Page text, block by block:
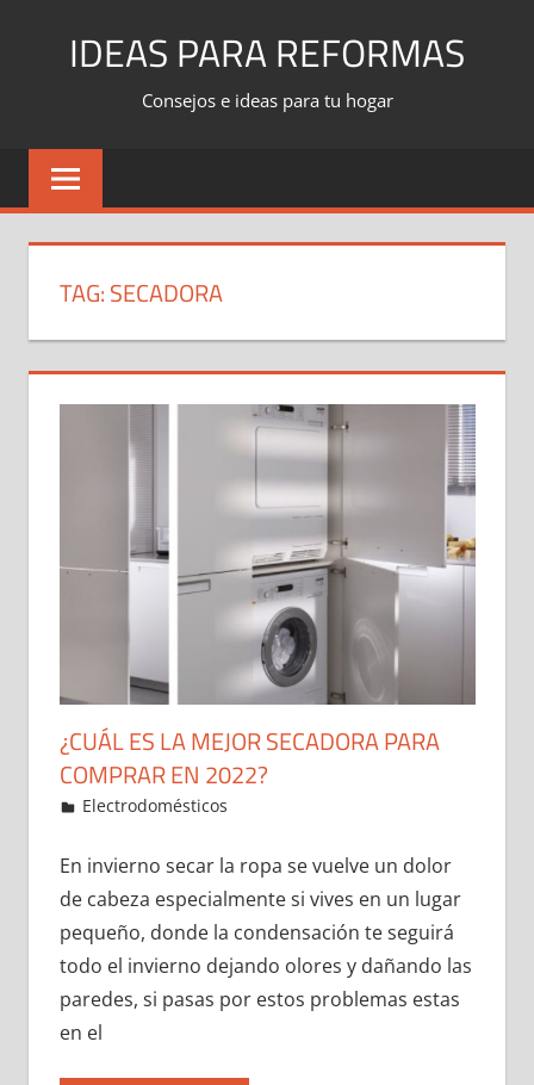
IDEAS PARA REFORMAS
Consejos e ideas para tu hogar
TAG:SECADORA
¿CUÁL ES LA MEJOR SECADORA PARA
COMPRAR EN 2022?
2 de January de 2022
ideas2021
Electrodomésticos
En invierno secar la ropa se vuelve un dolor
de cabeza especialmente si vives en un lugar
pequeño, donde la condensación te seguirá
todo el invierno dejando olores y dañando las
paredes, si pasas por estos problemas estas
en el